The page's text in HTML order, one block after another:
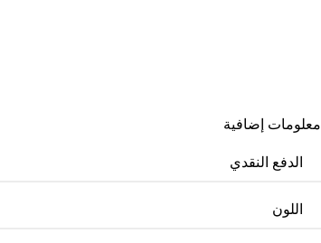
معلومات إضافية
الدفع النقدي
اللون